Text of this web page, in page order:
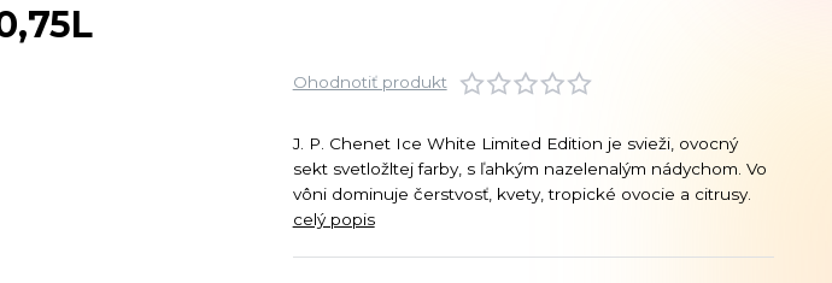
Ohodnotiť produkt
J. P. Chenet Ice White Limited Edition je svieži, ovocný
sekt svetložltej farby, s ľahkým nazelenalým nádychom. Vo
vôni dominuje čerstvosť, kvety, tropické ovocie a citrusy.
celý popis